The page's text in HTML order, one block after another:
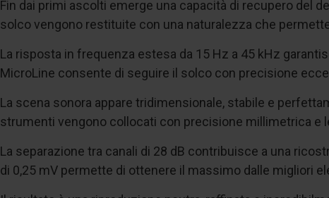
Fin dai primi ascolti emerge una capacità di recupero del
solco vengono restituite con una naturalezza che
La risposta in frequenza estesa da 15 Hz a 45 kHz
MicroLine consente di seguire il solco con precisione
La scena sonora appare tridimensionale, stabile e
strumenti vengono collocati con precisione millimetrica e
La separazione tra canali di 28 dB contribuisce a una
di 0,25 mV permette di ottenere il massimo dalle migliori